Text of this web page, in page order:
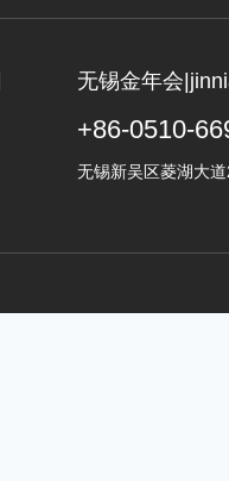
无锡金年会
+86-0510-
无锡新吴区菱湖大